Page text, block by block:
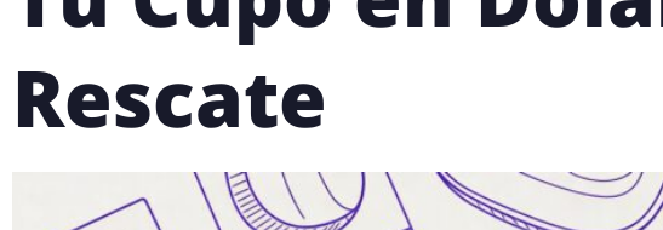
Rescate